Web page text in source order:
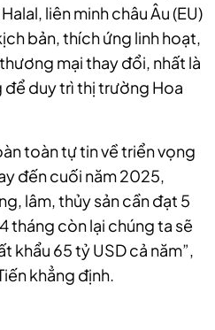
liên minh châu Âu (EU)
bản, thích ứng linh hoạt,
mại thay đổi, nhất là
để duy trì thị trường Hoa
toàn tự tin về triển vọng
đến cuối năm 2025,
lâm, thủy sản cần đạt 5
tháng còn lại chúng ta sẽ
khẩu 65 tỷ USD cả năm”,
khẳng định.